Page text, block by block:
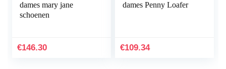
dames mary jane
schoenen
€146.30
dames Penny Loafer
€109.34